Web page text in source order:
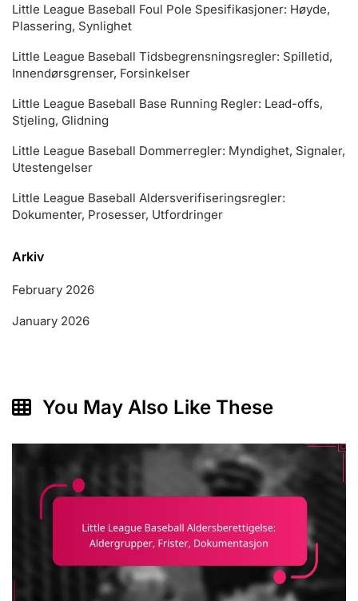
Little League Baseball Foul Pole Spesifikasjoner: Høyde,
Plassering, Synlighet
Little League Baseball Tidsbegrensningsregler: Spilletid,
Innendørsgrenser, Forsinkelser
Little League Baseball Base Running Regler: Lead-offs,
Stjeling, Glidning
Little League Baseball Dommerregler: Myndighet, Signaler,
Utestengelser
Little League Baseball Aldersverifiseringsregler:
Dokumenter, Prosesser, Utfordringer
Arkiv
February 2026
January 2026
You May Also Like These